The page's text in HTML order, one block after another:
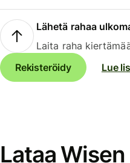
Lähetä rahaa
Laita raha
Rekisteröidy
Lue
Lataa